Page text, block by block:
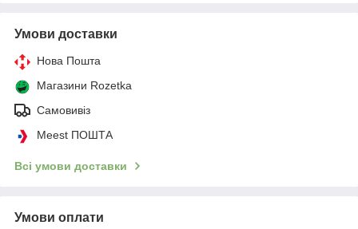
Умови доставки
Нова Пошта
Магазини Rozetka
Самовивіз
Meest ПОШТА
Всі умови доставки
Умови оплати